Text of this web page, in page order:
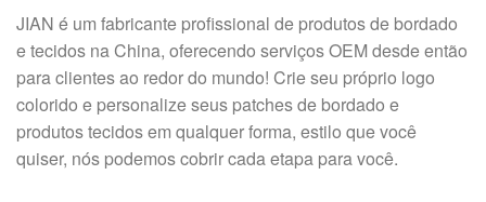
JIAN é um fabricante profissional de produtos de bordado
e tecidos na China, oferecendo serviços OEM desde então
para clientes ao redor do mundo! Crie seu próprio logo
colorido e personalize seus patches de bordado e
produtos tecidos em qualquer forma, estilo que você
quiser, nós podemos cobrir cada etapa para você.